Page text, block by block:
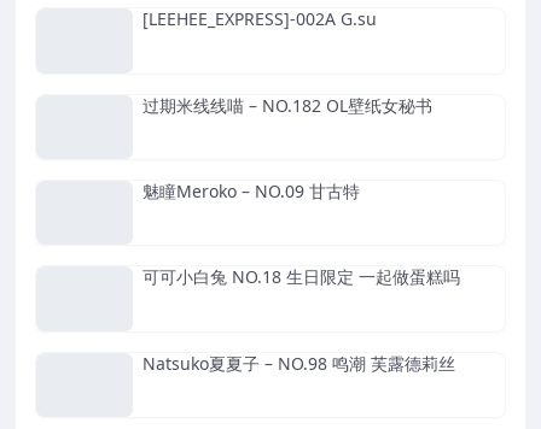
[LEEHEE_EXPRESS]-002A G.su
过期米线线喵 – NO.182 OL壁纸女秘书
魅瞳Meroko – NO.09 甘古特
可可小白兔 NO.18 生日限定 一起做蛋糕吗
Natsuko夏夏子 – NO.98 鸣潮 芙露德莉丝